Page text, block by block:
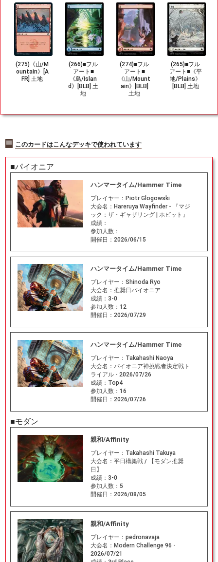
(275)《山/M
ountain》[A
FR] 土地
(266)■フル
アート■
《島/Islan
d》[BLB] 土
地
(274)■フル
アート■
《山/Mount
ain》[BLB]
土地
(265)■フル
アート■《平
地/Plains》
[BLB] 土地
このカードはこんなデッキで使われています
■パイオニア
ハンマータイム/Hammer Time
プレイヤー： Piotr Glogowski
大会名： Hareruya Wayfinder - 『マジ
ック：ザ・ギャザリング | ホビット』
成績：
参加人数：
開催日： 2026/06/15
ハンマータイム/Hammer Time
プレイヤー： Shinoda Ryo
大会名： 推奨日パイオニア
成績： 3-0
参加人数： 12
開催日： 2026/07/29
ハンマータイム/Hammer Time
プレイヤー： Takahashi Naoya
大会名： パイオニア神挑戦者決定戦ト
ライアル - 2026/07/26
成績： Top4
参加人数： 16
開催日： 2026/07/26
■モダン
親和/Affinity
プレイヤー： Takahashi Takuya
大会名： 平日構築戦 / 【モダン推奨
日】
成績： 3-0
参加人数： 5
開催日： 2026/08/05
親和/Affinity
プレイヤー： pedronavaja
大会名： Modern Challenge 96 -
2026/07/21